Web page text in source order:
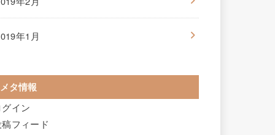
年1月
メタ情報
イン
フィード